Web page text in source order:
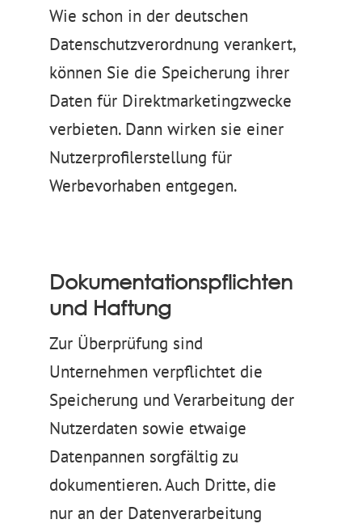
Wie schon in der deutschen
Datenschutzverordnung verankert,
können Sie die Speicherung ihrer
Daten für Direktmarketingzwecke
verbieten. Dann wirken sie einer
Nutzerprofilerstellung für
Werbevorhaben entgegen.
Dokumentationspflichten
und Haftung
Zur Überprüfung sind
Unternehmen verpflichtet die
Speicherung und Verarbeitung der
Nutzerdaten sowie etwaige
Datenpannen sorgfältig zu
dokumentieren. Auch Dritte, die
nur an der Datenverarbeitung